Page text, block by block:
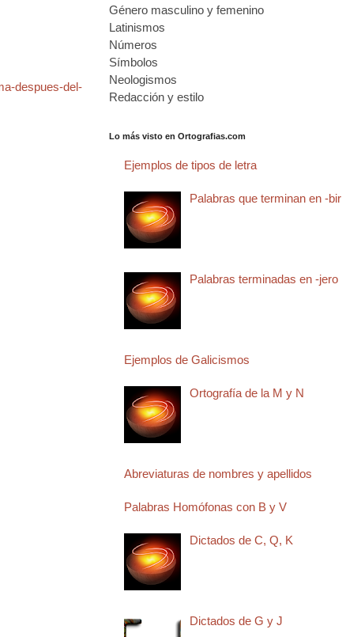
despues-del-
Género masculino y femenino
Latinismos
Números
Símbolos
Neologismos
Redacción y estilo
Lo más visto en Ortografias.com
Ejemplos de tipos de letra
Palabras que terminan en -bir
Palabras terminadas en -jero
Ejemplos de Galicismos
Ortografía de la M y N
Abreviaturas de nombres y apellidos
Palabras Homófonas con B y V
Dictados de C, Q, K
Dictados de G y J